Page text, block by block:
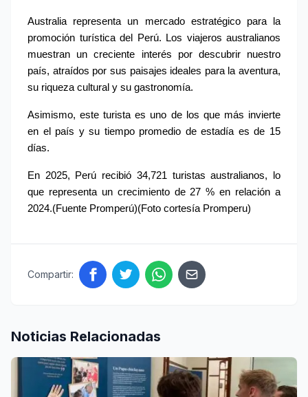
Australia representa un mercado estratégico para la
promoción turística del Perú. Los viajeros australianos
muestran un creciente interés por descubrir nuestro
país, atraídos por sus paisajes ideales para la aventura,
su riqueza cultural y su gastronomía.
Asimismo, este turista es uno de los que más invierte
en el país y su tiempo promedio de estadía es de 15
días.
En 2025, Perú recibió 34,721 turistas australianos, lo
que representa un crecimiento de 27 % en relación a
2024.(Fuente Promperú)(Foto cortesía Promperu)
Compartir:
Noticias Relacionadas